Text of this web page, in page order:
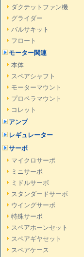
ダクテットファン機
グライダー
バルサキット
フロート
モーター関連
本体
スペアシャフト
モーターマウント
プロペラマウント
コレット
アンプ
レギュレーター
サーボ
マイクロサーボ
ミニサーボ
ミドルサーボ
スタンダードサーボ
ウイングサーボ
特殊サーボ
スペアホーンセット
スペアギヤセット
スペアケース